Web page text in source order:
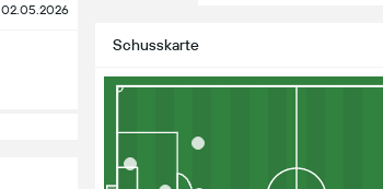
02.05.2026
Schusskarte